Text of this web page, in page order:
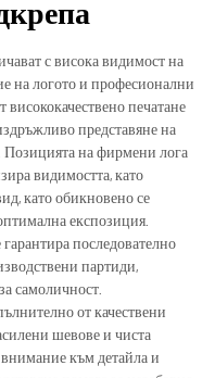
с висока видимост на
на логото и професионални
печатане
представяне на
Позицията на фирмени лога
видимостта, като
като обикновено се
експозиция.
последователно
партиди,
самоличност.
от качествени
шевове и чиста
внимание към детайла и